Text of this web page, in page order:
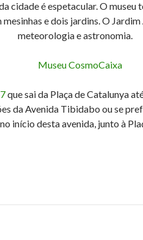
cidade é espetacular. O
mesinhas e dois jardins. O
meteorologia e astronomia.
que sai da Plaça de Catalunya
da Avenida Tibidabo ou se
início desta avenida, junto à